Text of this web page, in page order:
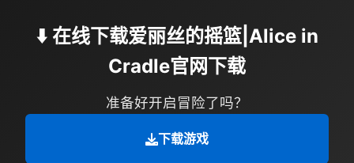
⬇️ 在线下载爱丽丝的摇篮|Alice in
Cradle官网下载
准备好开启冒险了吗？
下载游戏